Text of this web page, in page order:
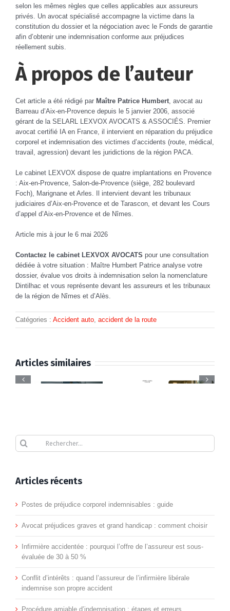
selon les mêmes règles que celles applicables aux assureurs
privés. Un avocat spécialisé accompagne la victime dans la
constitution du dossier et la négociation avec le Fonds de garantie
afin d’obtenir une indemnisation conforme aux préjudices
réellement subis.
À propos de l’auteur
Cet article a été rédigé par Maître Patrice Humbert avocat au
Barreau d’Aix-en-Provence depuis le 5 janvier 2006 , associé
gérant de la SELARL LEXVOX AVOCATS & ASSOCIÉS. Premier
avocat certifié IA en France, il intervient en réparation du préjudice
corporel et indemnisation des victimes d’accidents (route, médical,
travail, agression) devant les juridictions de la région PACA.
Le cabinet LEXVOX dispose de quatre implantations en Provence
: Aix-en-Provence, Salon-de-Provence (siège, 282 boulevard
Foch), Marignane et Arles. Il intervient devant les tribunaux
judiciaires d’Aix-en-Provence et de Tarascon, et devant les Cours
d’appel d’Aix-en-Provence et de Nîmes.
Article mis à jour le 6 mai 2026
Contactez le cabinet LEXVOX AVOCATS pour une consultation
dédiée à votre situation : Maître Humbert Patrice analyse votre
dossier, évalue vos droits à indemnisation selon la nomenclature
Dintilhac et vous représente devant les assureurs et les tribunaux
de la région de Nîmes et d’Alès.
Catégories : Accident auto accident de la route
Articles similaires
accidentée
est sous-
évaluée
de 30 à
Conflit
quand
l’assureur
de
libérale
indemnise
son
propre
accident
amiable
étapes
et
erreurs
Recours
contre
l’assureur
:
litige,
médiation,
indemnisation
conseil
l’allié
de
face
au
Rechercher
Articles récents
Postes de préjudice corporel indemnisables : guide
Avocat préjudices graves et grand handicap : comment choisir
Infirmière accidentée : pourquoi l’offre de l’assureur est sous-
évaluée de 30 à 50 %
Conflit d’intérêts : quand l’assureur de l’infirmière libérale
indemnise son propre accident
Procédure amiable d’indemnisation : étapes et erreurs